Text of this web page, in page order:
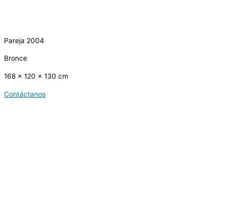
Pareja 2004
Bronce
168 x 120 x 130 cm
Contáctanos